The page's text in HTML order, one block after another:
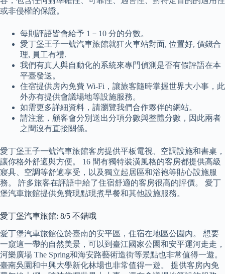
或非侵權的保證。
每則評語皆會給予 1－10 分的分數。
愛丁堡王子一號汽車旅館就狂火車站對面, 位置好, 價錢合
理, 員工有禮.
我們有真人與自動化的系統來專門偵測是否有假評語在本
平臺發送。
住宿提供房內免費 Wi-Fi，讓旅客隨時掌握世界大小事，此
外亦有提供會議場地等設施服務。
如需更多詳細資料，請瀏覽我們合作夥伴的網站。
請注意，顧客會分別送出分項分數與整體分數，因此兩者
之間沒有直接關係。
愛丁堡王子一號汽車旅館客房提供平板電視、空調設施和書桌，
讓你格外舒適與方便。 16 間有獨特裝潢風格的客房都提供高級
寢具、空調等舒適享受，以及獨立起居區和浴袍等貼心設施服
務。 許多旅客在評語中給了住宿舒適的客房很高的評價。 愛丁
堡汽車旅館提供免費現點現煮早餐和其他設施服務。
愛丁堡汽車旅館: 8/5 不錯哦
愛丁堡汽車旅館位於臺南的安平區，住宿在地區公園內。 想要
一窺這一帶的自然美景，可以到臺江國家公園和安平運河走走，
河樂廣場 The Spring和海安路藝術造街等景點也非常值得一遊。
臺南吳園和中興大學新化林場也非常值得一遊。 提供客房內免